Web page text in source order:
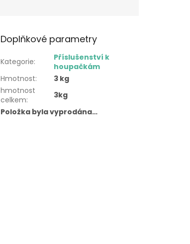
Doplňkové parametry
Kategorie:
Příslušenství k
houpačkám
Hmotnost:
3 kg
hmotnost
celkem:
3kg
Položka byla vyprodána…